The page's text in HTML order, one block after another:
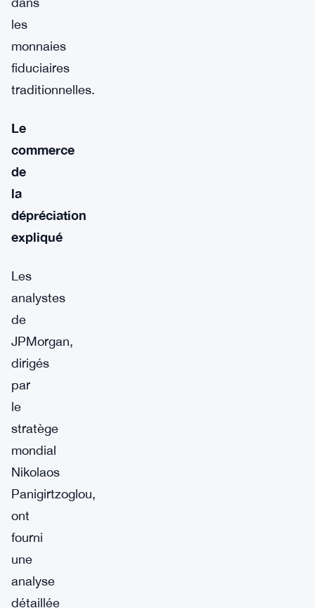
les
monnaies
fiduciaires
traditionnelles.
Le
commerce
de
la
dépréciation
expliqué
Les
analystes
de
JPMorgan,
dirigés
par
le
stratège
mondial
Nikolaos
Panigirtzoglou,
ont
fourni
une
analyse
détaillée